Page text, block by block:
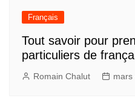
Français
Tout savoir pour
particuliers de
Romain Chalut mars